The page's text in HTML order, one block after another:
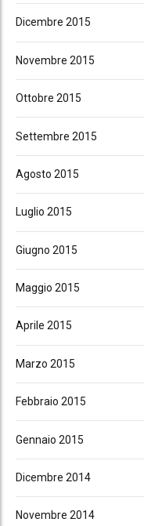
Dicembre 2015
Novembre 2015
Ottobre 2015
Settembre 2015
Agosto 2015
Luglio 2015
Giugno 2015
Maggio 2015
Aprile 2015
Marzo 2015
Febbraio 2015
Gennaio 2015
Dicembre 2014
Novembre 2014